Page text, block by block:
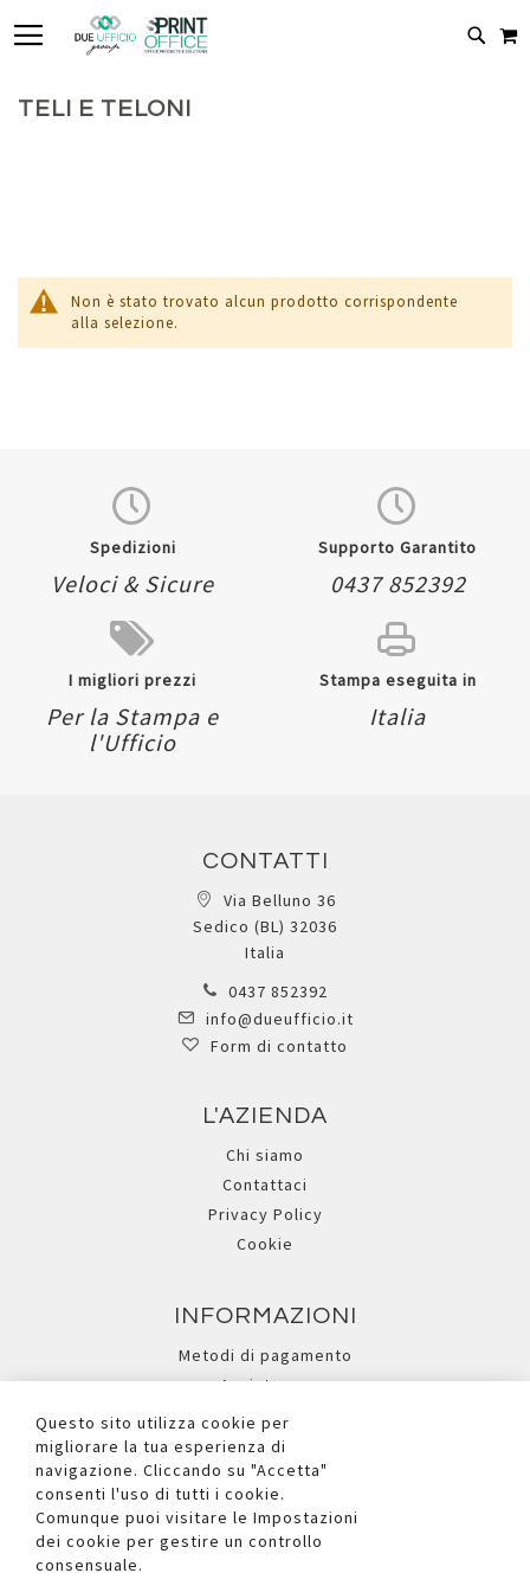
CERCA
TELI E TELONI
Non è stato trovato alcun prodotto corrispondente
alla selezione.
Spedizioni
Veloci & Sicure
Supporto Garantito
0437 852392
I migliori prezzi
Per la Stampa e
l'Ufficio
Stampa eseguita in
Italia
CONTATTI
Via Belluno 36
Sedico (BL) 32036
Italia
0437 852392
info@dueufficio.it
Form di contatto
L'AZIENDA
Chi siamo
Contattaci
Privacy Policy
Cookie
INFORMAZIONI
Metodi di pagamento
Assistenza
Ricerca avanzata
I NOSTRI SOCIAL
Questo sito utilizza cookie per
migliorare la tua esperienza di
navigazione. Cliccando su "Accetta"
consenti l'uso di tutti i cookie.
Comunque puoi visitare le Impostazioni
dei cookie per gestire un controllo
consensuale.